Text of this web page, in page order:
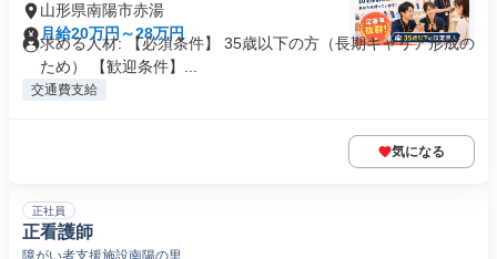
山形県南陽市赤湯
月給20万円～28万円
求める人材: 【必須条件】 35歳以下の方（長期キャリア形成の
ため） 【歓迎条件】...
交通費支給
気になる
正社員
正看護師
障がい者支援施設南陽の里